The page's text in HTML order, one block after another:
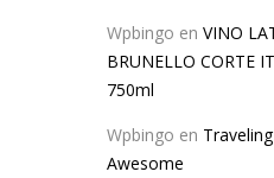
Wpbingo en VINO
BRUNELLO CORTE
750ml
Wpbingo en
Awesome